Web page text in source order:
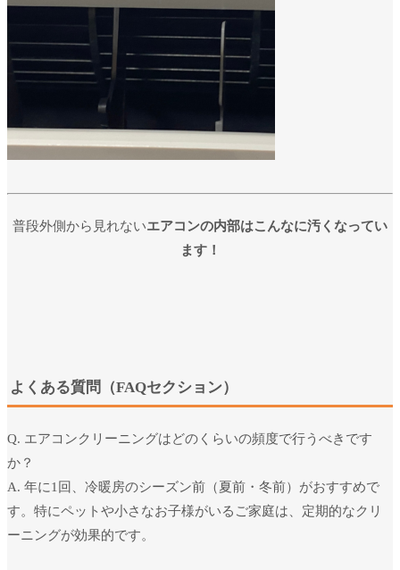
普段外側から見れないエアコンの内部はこんなに汚くなってい
ます！
よくある質問（FAQセクション）
Q. エアコンクリーニングはどのくらいの頻度で行うべきです
か？
A. 年に1回、冷暖房のシーズン前（夏前・冬前）がおすすめで
す。特にペットや小さなお子様がいるご家庭は、定期的なクリ
ーニングが効果的です。